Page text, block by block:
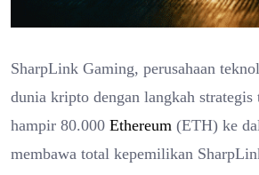
SharpLink Gaming, perusahaan
dunia kripto dengan langkah
hampir 80.000 Ethereum (ETH) ke
membawa total kepemilikan